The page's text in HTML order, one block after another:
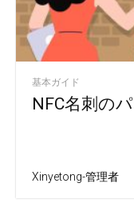
基本ガイド
NFC名刺の
Xinyetong-管理者